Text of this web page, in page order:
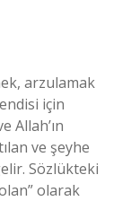
arzulamak
için
Allah’ın
ve şeyhe
Sözlükteki
olarak